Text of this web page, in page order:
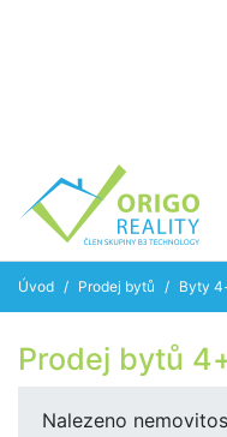
Úvod Prodej bytů Byty
Prodej bytů
Nalezeno